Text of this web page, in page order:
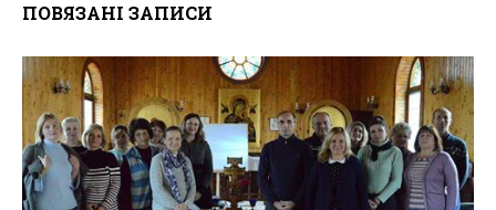
b
o
o
k
er
e
ПОВЯЗАНІ ЗАПИСИ